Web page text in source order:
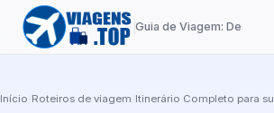
Guia de Viagem: Destinos
Início Roteiros de viagem